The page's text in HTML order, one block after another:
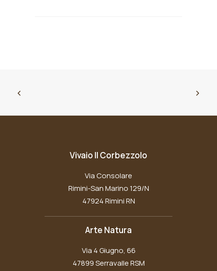
Vivaio Il Corbezzolo
Via Consolare
Rimini-San Marino 129/N
47924 Rimini RN
Arte Natura
Via 4 Giugno, 66
47899 Serravalle RSM